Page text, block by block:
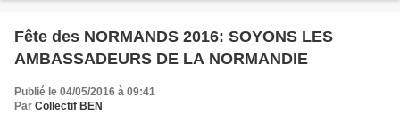
Fête des NORMANDS 2016: SOYONS LES
AMBASSADEURS DE LA NORMANDIE
Publié le 04/05/2016 à 09:41
Par Collectif BEN